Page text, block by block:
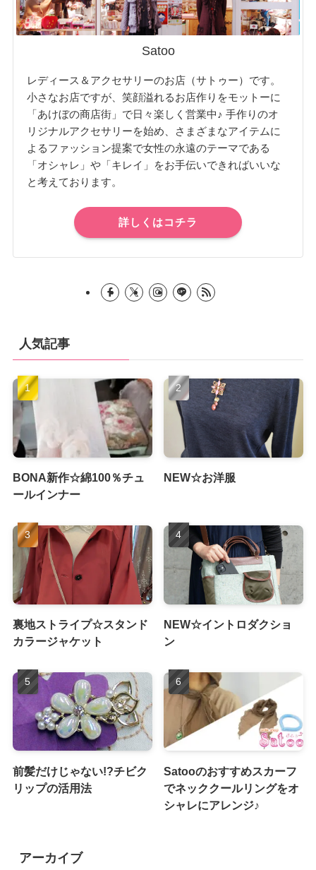
Satoo
レディース＆アクセサリーのお店（サトゥー）です。
小さなお店ですが、笑顔溢れるお店作りをモットーに
「あけぼの商店街」で日々楽しく営業中♪ 手作りのオ
リジナルアクセサリーを始め、さまざまなアイテムに
よるファッション提案で女性の永遠のテーマである
「オシャレ」や「キレイ」をお手伝いできればいいな
と考えております。
詳しくはコチラ
人気記事
BONA新作☆綿100％チュ
ールインナー
NEW☆お洋服
裏地ストライプ☆スタンド
カラージャケット
NEW☆イントロダクショ
ン
前髪だけじゃない!?チビク
リップの活用法
Satooのおすすめスカーフ
でネッククールリングをオ
シャレにアレンジ♪
アーカイブ